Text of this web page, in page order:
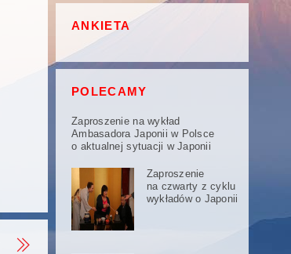
ANKIETA
POLECAMY
Zaproszenie na wykład
Ambasadora Japonii w Polsce
o aktualnej sytuacji w Japonii
Zaproszenie
na czwarty z cyklu
wykładów o Japonii